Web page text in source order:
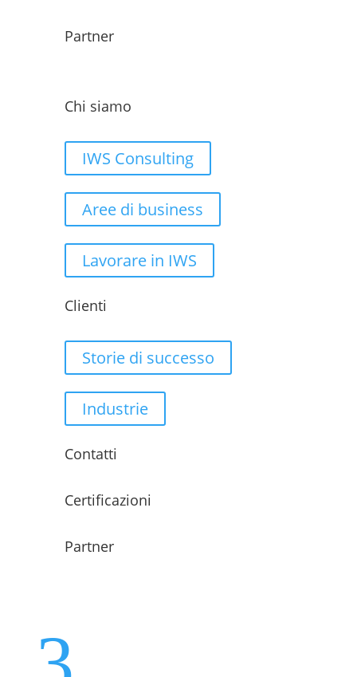
Partner
Chi siamo
IWS Consulting
Aree di business
Lavorare in IWS
Clienti
Storie di successo
Industrie
Contatti
Certificazioni
Partner